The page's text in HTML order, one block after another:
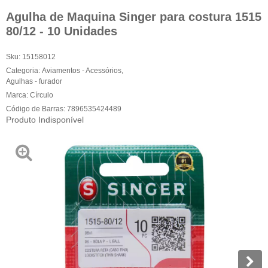
Agulha de Maquina Singer para costura 1515
80/12 - 10 Unidades
Sku: 15158012
Categoria: Aviamentos - Acessórios,
Agulhas - furador
Marca: Círculo
Código de Barras: 7896535424489
Produto Indisponível